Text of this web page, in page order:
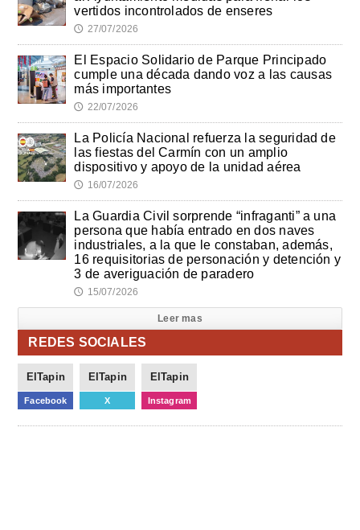
vertidos incontrolados de enseres
🕔 27/07/2026
El Espacio Solidario de Parque Principado
cumple una década dando voz a las causas
más importantes
🕔 22/07/2026
La Policía Nacional refuerza la seguridad de
las fiestas del Carmín con un amplio
dispositivo y apoyo de la unidad aérea
🕔 16/07/2026
La Guardia Civil sorprende “infraganti” a una
persona que había entrado en dos naves
industriales, a la que le constaban, además,
16 requisitorias de personación y detención y
3 de averiguación de paradero
🕔 15/07/2026
Leer mas
REDES SOCIALES
ElTapin
Facebook
ElTapin
X
ElTapin
Instagram